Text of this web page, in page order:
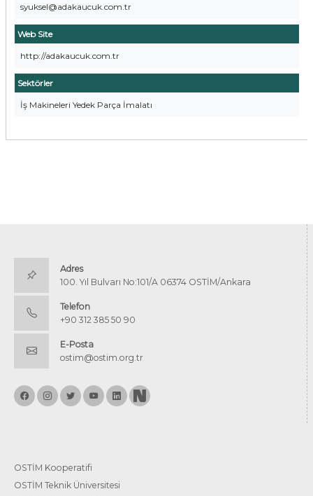
syuksel@adakaucuk.com.tr
Web Site
http://adakaucuk.com.tr
Sektörler
İş Makineleri Yedek Parça İmalatı
Adres
100. Yıl Bulvarı No:101/A 06374 OSTİM/Ankara
Telefon
+90 312 385 50 90
E-Posta
ostim@ostim.org.tr
OSTİM Kooperatifi
OSTİM Teknik Üniversitesi